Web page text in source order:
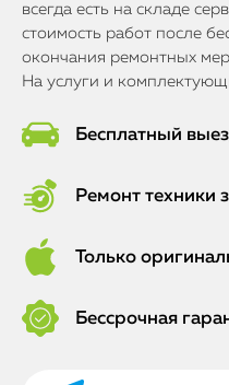
всегда есть на складе
стоимость работ после
окончания ремонтных
На услуги и
Бесплатный
Ремонт техники
Только
Бессрочная